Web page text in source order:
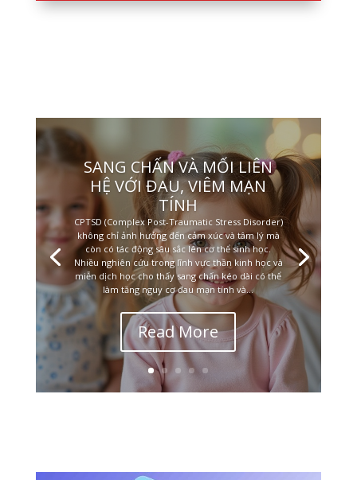
SANG CHẤN VÀ MỐI LIÊN
HỆ VỚI ĐAU, VIÊM MẠN
TÍNH
CPTSD (Complex Post-Traumatic Stress Disorder)
không chỉ ảnh hưởng đến cảm xúc và tâm lý mà
còn có tác động sâu sắc lên cơ thể sinh học.
Nhiều nghiên cứu trong lĩnh vực thần kinh học và
miễn dịch học cho thấy sang chấn kéo dài có thể
làm tăng nguy cơ đau mạn tính và...
Read More